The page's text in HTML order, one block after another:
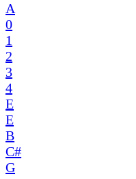
A
0
1
2
3
4
E
E
B
C#
G